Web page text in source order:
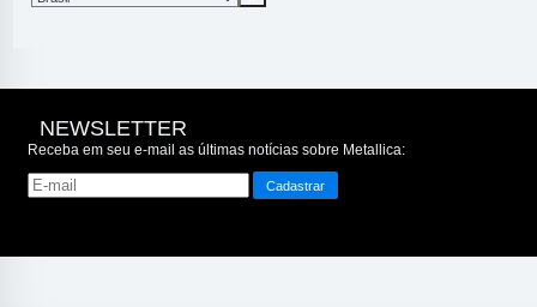
NEWSLETTER
Receba em seu e-mail as últimas notícias sobre Metallica: